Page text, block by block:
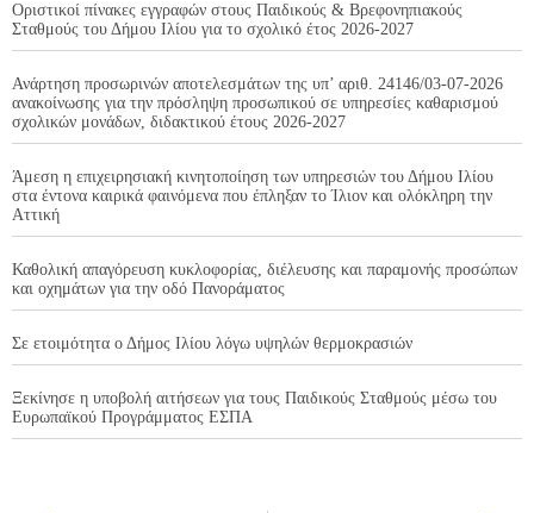
Οριστικοί πίνακες εγγραφών στους Παιδικούς & Βρεφονηπιακούς
Σταθμούς του Δήμου Ιλίου για το σχολικό έτος 2026-2027
Ανάρτηση προσωρινών αποτελεσμάτων της υπ’ αριθ. 24146/03-07-2026
ανακοίνωσης για την πρόσληψη προσωπικού σε υπηρεσίες καθαρισμού
σχολικών μονάδων, διδακτικού έτους 2026-2027
Άμεση η επιχειρησιακή κινητοποίηση των υπηρεσιών του Δήμου Ιλίου
στα έντονα καιρικά φαινόμενα που έπληξαν το Ίλιον και ολόκληρη την
Αττική
Καθολική απαγόρευση κυκλοφορίας, διέλευσης και παραμονής προσώπων
και οχημάτων για την οδό Πανοράματος
Σε ετοιμότητα ο Δήμος Ιλίου λόγω υψηλών θερμοκρασιών
Ξεκίνησε η υποβολή αιτήσεων για τους Παιδικούς Σταθμούς μέσω του
Ευρωπαϊκού Προγράμματος ΕΣΠΑ